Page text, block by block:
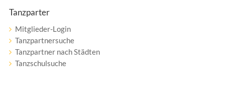
Tanzparter
Mitglieder-Login
Tanzpartnersuche
Tanzpartner nach Städten
Tanzschulsuche